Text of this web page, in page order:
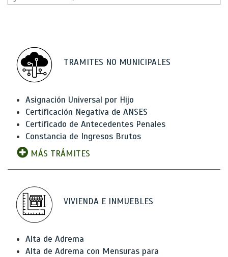
TRAMITES NO MUNICIPALES
Asignación Universal por Hijo
Certificación Negativa de ANSES
Certificado de Antecedentes Penales
Constancia de Ingresos Brutos
MÁS TRÁMITES
VIVIENDA E INMUEBLES
Alta de Adrema
Alta de Adrema con Mensuras para